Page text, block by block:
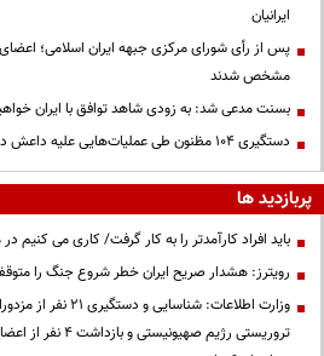
ایرانیان
پس از رأی شورای مرکزی جبهه ایران اسلامی؛
مشخص شدند
بسنت مدعی شد: به زودی شاهد توافق با ایران
دستگیری ۱۰۴ مظنون طی عملیات‌هایی علیه داعش در ترکیه
پربازدید ها
باید افراد کارآمدتر را به کار گرفت/ کاری می
رویترز: هشدار صریح ایران خطر شروع جنگ را
وزارت اطلاعات:
تروریستی رژیم